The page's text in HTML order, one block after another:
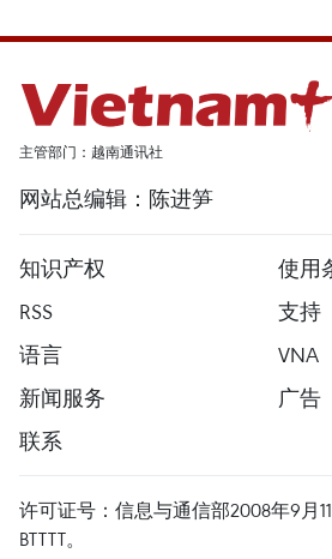
主管部门：越南通讯社
网站总编辑：陈进笋
知识产权
使用
RSS
支持
语言
VNA
新闻服务
广告
联系
许可证号：信息与通信部2008年9月
BTTTT。